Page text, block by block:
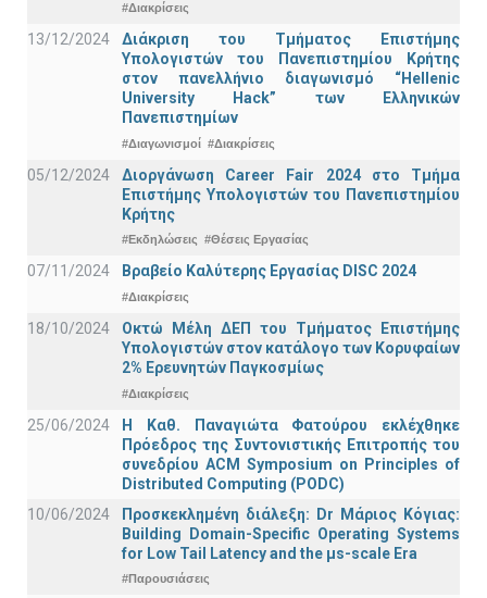
#Διακρίσεις
13/12/2024
Διάκριση του Τμήματος Επιστήμης
Υπολογιστών του Πανεπιστημίου Κρήτης
στον πανελλήνιο διαγωνισμό “Hellenic
University Hack” των Ελληνικών
Πανεπιστημίων
#Διαγωνισμοί #Διακρίσεις
05/12/2024
Διοργάνωση Career Fair 2024 στο Τμήμα
Επιστήμης Υπολογιστών του Πανεπιστημίου
Κρήτης
#Εκδηλώσεις #Θέσεις Εργασίας
07/11/2024 Βραβείο Καλύτερης Εργασίας DISC 2024
#Διακρίσεις
18/10/2024
Οκτώ Μέλη ΔΕΠ του Τμήματος Επιστήμης
Υπολογιστών στον κατάλογο των Κορυφαίων
2% Ερευνητών Παγκοσμίως
#Διακρίσεις
25/06/2024
Η Καθ. Παναγιώτα Φατούρου εκλέχθηκε
Πρόεδρος της Συντονιστικής Επιτροπής του
συνεδρίου ACM Symposium on Principles of
Distributed Computing (PODC)
10/06/2024
Προσκεκλημένη διάλεξη: Dr Μάριος Κόγιας:
Building Domain-Specific Operating Systems
for Low Tail Latency and the μs-scale Era
#Παρουσιάσεις